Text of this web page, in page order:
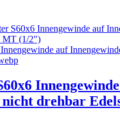
drehbar